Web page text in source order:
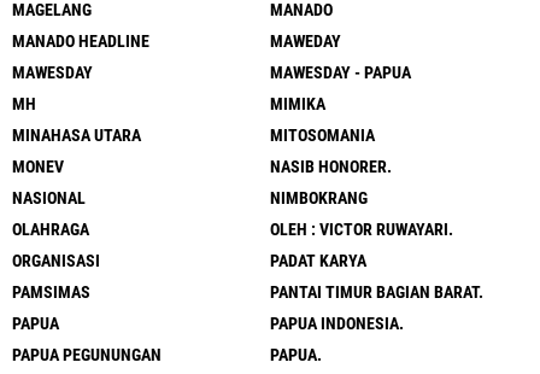
MAGELANG
MANADO
MANADO HEADLINE
MAWEDAY
MAWESDAY
MAWESDAY - PAPUA
MH
MIMIKA
MINAHASA UTARA
MITOSOMANIA
MONEV
NASIB HONORER.
NASIONAL
NIMBOKRANG
OLAHRAGA
OLEH : VICTOR RUWAYARI.
ORGANISASI
PADAT KARYA
PAMSIMAS
PANTAI TIMUR BAGIAN BARAT.
PAPUA
PAPUA INDONESIA.
PAPUA PEGUNUNGAN
PAPUA.